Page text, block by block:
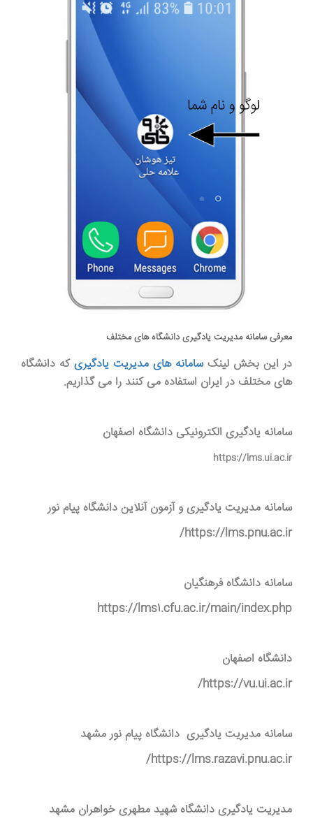
معرفی سامانه مدیریت یادگیری دانشگاه های مختلف
در این بخش لینکسامانه های مدیریت یادگیری که دانشگاه
های مختلف در ایران استفاده می کنند را می گذاریم.
سامانه یادگیری الکترونیکی دانشگاه اصفهان
https://lms.ui.ac.ir
سامانه مدیریت یادگیری و آزمون آنلاین دانشگاه پیام نور
https://lms.pnu.ac.ir/
سامانه دانشگاه فرهنگیان
https://lms1.cfu.ac.ir/main/index.php
دانشگاه اصفهان
https://vu.ui.ac.ir/
سامانه مدیریت یادگیری دانشگاه پیام نور مشهد
https://lms.razavi.pnu.ac.ir/
مدیریت یادگیری دانشگاه شهید مطهری خواهران مشهد